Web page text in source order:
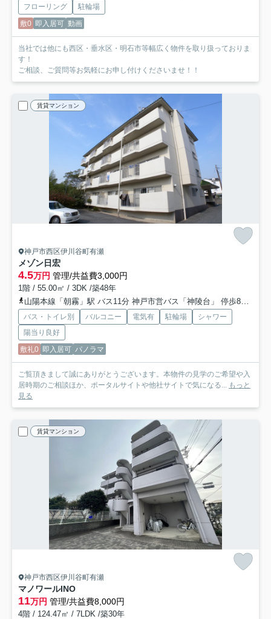
フローリング
駐輪場
敷0 即入居可 動画
当社では他にも西区・垂水区・明石市等幅広く物件を取り扱っておりま
す！
ご相談、ご質問等お気軽にお申し付けくださいませ！！
賃貸マンション
神戸市西区伊川谷町有瀬
メゾン日宏
4.5万円 管理/共益費3,000円
1階 / 55.00㎡ / 3DK /築48年
山陽本線「朝霧」駅 バス11分 神戸市営バス「神陵台」 停歩8分
バス・トイレ別 バルコニー 電気有 駐輪場
シャワー
陽当り良好
敷礼0 即入居可 パノラマ
ご覧頂きまして誠にありがとうございます。本物件の見学のご希望や入
居時期のご相談ほか、ポータルサイトや他社サイトで気になる...
もっと
見る
賃貸マンション
神戸市西区伊川谷町有瀬
マノワールINO
11万円 管理/共益費8,000円
4階 / 124.47㎡ / 7LDK /築30年